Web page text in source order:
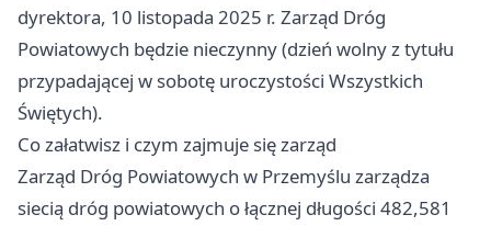
dyrektora, 10 listopada 2025 r. Zarząd Dróg
Powiatowych będzie nieczynny (dzień wolny z tytułu
przypadającej w sobotę uroczystości Wszystkich
Świętych).
Co załatwisz i czym zajmuje się zarząd
Zarząd Dróg Powiatowych w Przemyślu zarządza
siecią dróg powiatowych o łącznej długości 482,581